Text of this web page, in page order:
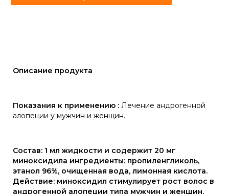
Описание продукта
Показания к применению : Лечение андрогенной
алопеции у мужчин и женщин.
Состав: 1 мл жидкости и содержит 20 мг
миноксидила ингредиенты: пропиленгликоль,
этанол 96%, очищенная вода, лимонная кислота.
Действие: миноксидил стимулирует рост волос в
андрогенной алопеции типа мужчин и женщин.